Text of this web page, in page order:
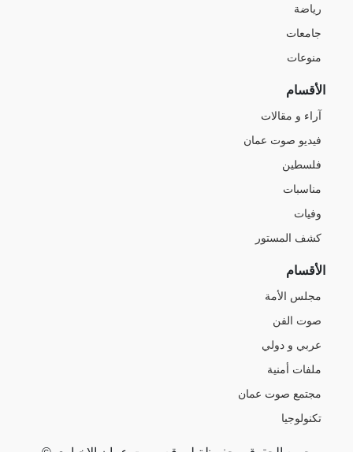
رياضة
جامعات
منوعات
الأقسام
آراء و مقالات
فيديو صوت عمان
فلسطين
مناسبات
وفيات
كشف المستور
الأقسام
مجلس الأمة
صوت الفن
عربي و دولي
ملفات أمنية
مجتمع صوت عمان
تكنولوجيا